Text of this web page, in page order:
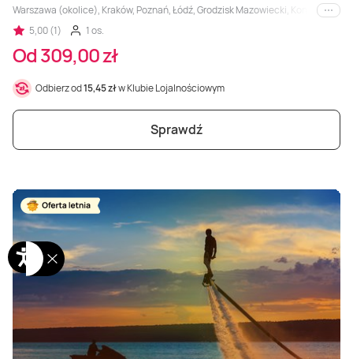
Warszawa (okolice), Kraków, Poznań, Łódź, Grodzisk Mazowiecki, Konin, Płock,
i inne
5,00 (1)
1 os.
Od 309,00 zł
Odbierz od15,45 złw Klubie Lojalnościowym
Sprawdź